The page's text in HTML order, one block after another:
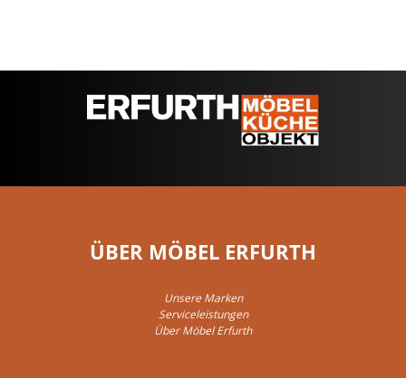
ÜBER MÖBEL ERFURTH
Unsere Marken
Serviceleistungen
Über Möbel Erfurth